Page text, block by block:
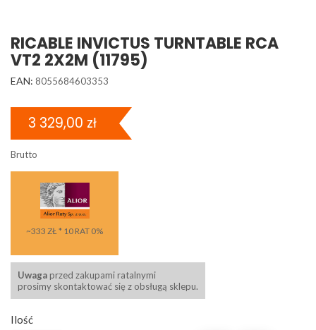
RICABLE INVICTUS TURNTABLE RCA
VT2 2X2M (11795)
EAN: 8055684603353
3 329,00 zł
Brutto
~333 ZŁ * 10 RAT 0%
Uwaga przed zakupami ratalnymi
prosimy skontaktować się z obsługą sklepu.
Ilość